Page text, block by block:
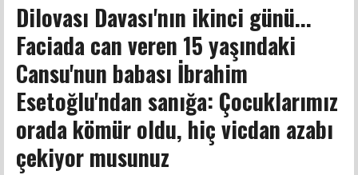
Dilovası Davası'nın ikinci günü...
Faciada can veren 15 yaşındaki
Cansu'nun babası İbrahim
Esetoğlu'ndan sanığa: Çocuklarımız
orada kömür oldu, hiç vicdan azabı
çekiyor musunuz